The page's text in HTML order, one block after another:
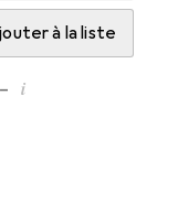
à la liste
i